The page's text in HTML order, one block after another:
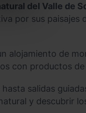
del Valle de
por sus paisajes
alojamiento de
con productos
salidas
y descubrir